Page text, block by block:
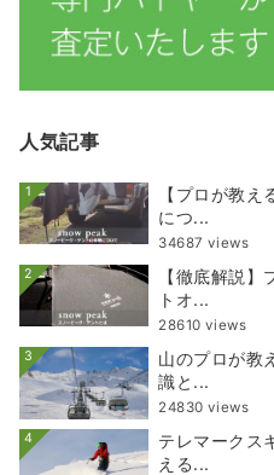
人気記事
1
【プロが教
につ...
34687 views
2
【徹底解説
トオ...
28610 views
3
山のプロが教
識と...
24830 views
4
テレマークス
える...